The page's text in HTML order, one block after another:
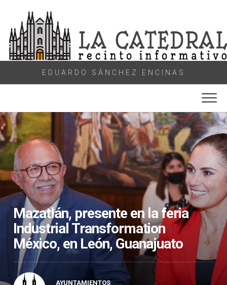
content
EDUARDO SÁNCHEZ ENCINAS
Mazatlán, presente en la feria
Industrial Transformation
México, en León, Guanajuato
AYUNTAMIENTOS